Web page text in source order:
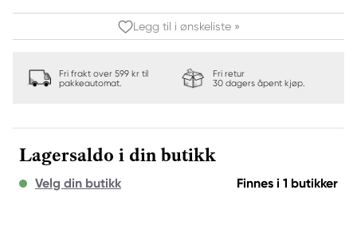
Legg til i ønskeliste »
Fri frakt over 599 kr til
pakkeautomat.
Fri retur
30 dagers åpent kjøp.
Lagersaldo i din butikk
Velg din butikk Finnes i 1 butikker